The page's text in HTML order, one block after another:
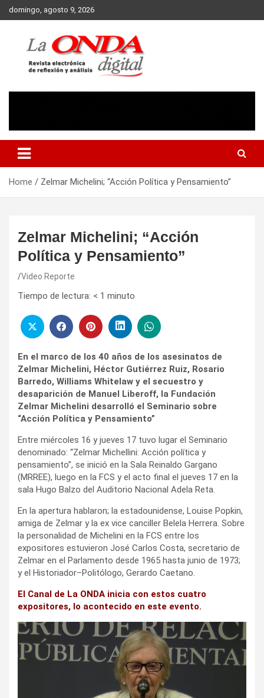
Skip
to
domingo, agosto 9, 2026
Home Zelmar Michelini; “Acción Política y Pensamiento”
Zelmar Michelini; “Acción
Política y Pensamiento”
Video Reporte
Tiempo de lectura: < 1 minuto
En el marco de los 40 años de los asesinatos de
Zelmar Michelini, Héctor Gutiérrez Ruiz, Rosario
Barredo, Williams Whitelaw y el secuestro y
desaparición de Manuel Liberoff, la Fundación
Zelmar Michelini desarrolló el Seminario sobre
“Acción Política y Pensamiento”
Entre miércoles 16 y jueves 17 tuvo lugar el Seminario
denominado: “Zelmar Michellini: Acción política y
pensamiento”, se inició en la Sala Reinaldo Gargano
(MRREE), luego en la FCS y el acto final el jueves 17 en la
sala Hugo Balzo del Auditorio Nacional Adela Reta.
En la apertura hablaron; la estadounidense, Louise Popkin,
amiga de Zelmar y la ex vice canciller Belela Herrera. Sobre
la personalidad de Michelini en la FCS entre los
expositores estuvieron José Carlos Costa, secretario de
Zelmar en el Parlamento desde 1965 hasta junio de 1973;
y el Historiador–Politólogo, Gerardo Caetano.
El Canal de La ONDA inicia con estos cuatro
expositores, lo acontecido en este evento.